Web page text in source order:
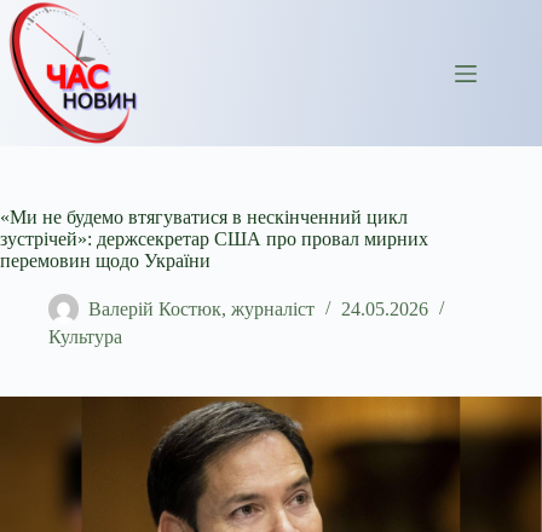
Перейти
до
вмісту
«Ми не будемо втягуватися в нескінченний цикл
зустрічей»: держсекретар США про провал мирних
перемовин щодо України
Валерій Костюк, журналіст
24.05.2026
Культура